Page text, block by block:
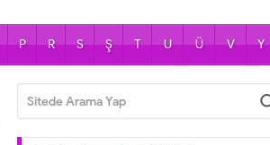
P R S Ş T U Ü V Y